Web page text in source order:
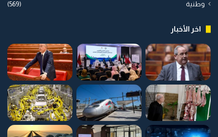
وطنية (569)
اخر الأخبار